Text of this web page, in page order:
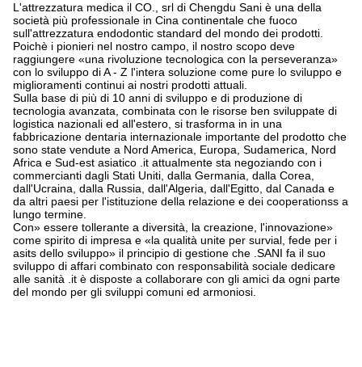
L'attrezzatura medica il CO., srl di Chengdu Sani è una della
società più professionale in Cina continentale che fuoco
sull'attrezzatura endodontic standard del mondo dei prodotti.
Poichè i pionieri nel nostro campo, il nostro scopo deve
raggiungere «una rivoluzione tecnologica con la perseveranza»
con lo sviluppo di A - Z l'intera soluzione come pure lo sviluppo e
miglioramenti continui ai nostri prodotti attuali.
Sulla base di più di 10 anni di sviluppo e di produzione di
tecnologia avanzata, combinata con le risorse ben sviluppate di
logistica nazionali ed all'estero, si trasforma in in una
fabbricazione dentaria internazionale importante del prodotto che
sono state vendute a Nord America, Europa, Sudamerica, Nord
Africa e Sud-est asiatico .it attualmente sta negoziando con i
commercianti dagli Stati Uniti, dalla Germania, dalla Corea,
dall'Ucraina, dalla Russia, dall'Algeria, dall'Egitto, dal Canada e
da altri paesi per l'istituzione della relazione e dei cooperationss a
lungo termine.
Con» essere tollerante a diversità, la creazione, l'innovazione»
come spirito di impresa e «la qualità unite per survial, fede per i
asits dello sviluppo» il principio di gestione che .SANI fa il suo
sviluppo di affari combinato con responsabilità sociale dedicare
alle sanità .it è disposte a collaborare con gli amici da ogni parte
del mondo per gli sviluppi comuni ed armoniosi.